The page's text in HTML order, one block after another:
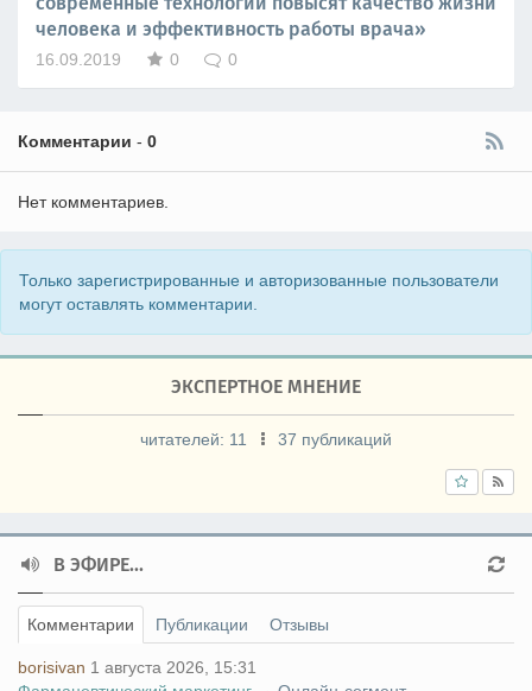
человека и эффективность работы врача»
16.09.2019 0 0
Комментарии - 0
Нет комментариев.
Только зарегистрированные и авторизованные пользователи
могут оставлять комментарии.
ЭКСПЕРТНОЕ МНЕНИЕ
читателей: 11 37 публикаций
В ЭФИРЕ...
Комментарии Публикации Отзывы
borisivan 1 августа 2026, 15:31